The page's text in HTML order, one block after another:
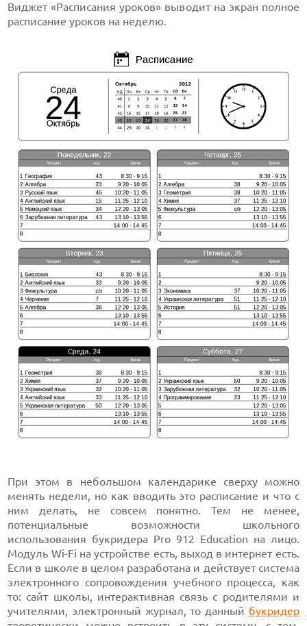
Виджет «Расписания уроков» выводит на экран полное
расписание уроков на неделю.
При этом в небольшом календарике сверху можно
менять недели, но как вводить это расписание и что с
ним делать, не совсем понятно. Тем не менее,
потенциальные возможности школьного
использования букридера Pro 912 Education на лицо.
Модуль Wi-Fi на устройстве есть, выход в интернет есть.
Если в школе в целом разработана и действует система
электронного сопровождения учебного процесса, как
то: сайт школы, интерактивная связь с родителями и
учителями, электронный журнал, то данный букридер